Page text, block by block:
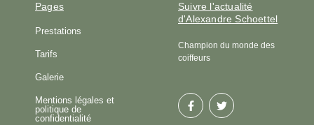
k
f
Pages
Prestations
Tarifs
Galerie
Mentions légales et
politique de
confidentialité
Suivre l'actualité
d'Alexandre Schoettel
Champion du monde des
coiffeurs
F
a
c
T
w
i